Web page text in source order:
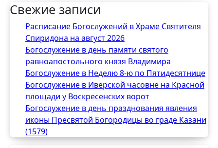
Свежие записи
Расписание Богослужений в Храме Святителя
Спиридона на август 2026
Богослужение в день памяти святого
равноапостольного князя Владимира
Богослужение в Неделю 8-ю по Пятидесятнице
Богослужение в Иверской часовне на Красной
площади у Воскресенских ворот
Богослужение в день празднования явления
иконы Пресвятой Богородицы во граде Казани
(1579)